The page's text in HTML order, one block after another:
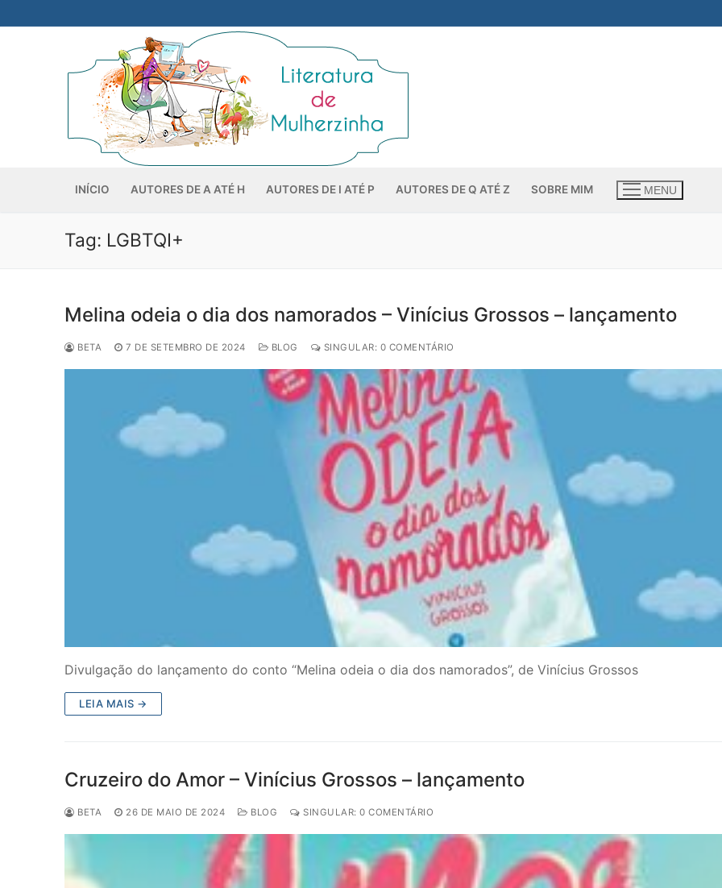
para
INÍCIO AUTORES DE A ATÉ H AUTORES DE I ATÉ P AUTORES DE Q ATÉ Z SOBRE MIM MENU
Tag: LGBTQI+
Melina odeia o dia dos namorados – Vinícius Grossos – lançamento
BETA 7 DE SETEMBRO DE 2024 BLOG SINGULAR: 0 COMENTÁRIO
Divulgação do lançamento do conto “Melina odeia o dia dos namorados”, de Vinícius Grossos
LEIA MAIS →
Cruzeiro do Amor – Vinícius Grossos – lançamento
BETA 26 DE MAIO DE 2024 BLOG SINGULAR: 0 COMENTÁRIO